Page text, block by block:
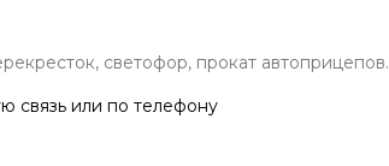
светофор, прокат автоприцепов.
связь или по телефону